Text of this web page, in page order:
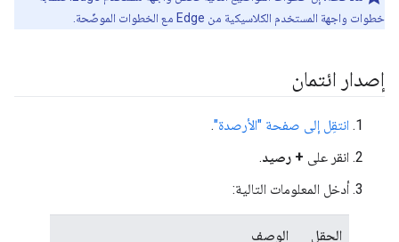
خطوات واجهة المستخدم الكلاسيكية من Edge مع الخطوات الموضّحة.
إصدار ائتمان
انتقِل إلى صفحة "الأرصدة".
انقر على + رصيد.
أدخل المعلومات التالية:
الحقل الوصف